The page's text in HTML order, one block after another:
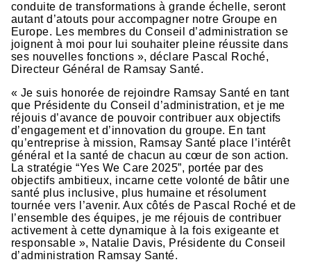
conduite de transformations à grande échelle, seront
autant d’atouts pour accompagner notre Groupe en
Europe. Les membres du Conseil d’administration se
joignent à moi pour lui souhaiter pleine réussite dans
ses nouvelles fonctions », déclare Pascal Roché,
Directeur Général de Ramsay Santé.
« Je suis honorée de rejoindre Ramsay Santé en tant
que Présidente du Conseil d’administration, et je me
réjouis d’avance de pouvoir contribuer aux objectifs
d’engagement et d’innovation du groupe. En tant
qu’entreprise à mission, Ramsay Santé place l’intérêt
général et la santé de chacun au cœur de son action.
La stratégie “Yes We Care 2025”, portée par des
objectifs ambitieux, incarne cette volonté de bâtir une
santé plus inclusive, plus humaine et résolument
tournée vers l’avenir. Aux côtés de Pascal Roché et de
l’ensemble des équipes, je me réjouis de contribuer
activement à cette dynamique à la fois exigeante et
responsable », Natalie Davis, Présidente du Conseil
d’administration Ramsay Santé.